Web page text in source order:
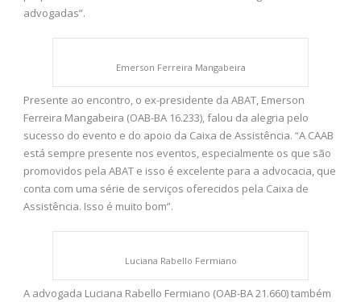
advogadas”.
Emerson Ferreira Mangabeira
Presente ao encontro, o ex-presidente da ABAT, Emerson
Ferreira Mangabeira (OAB-BA 16.233), falou da alegria pelo
sucesso do evento e do apoio da Caixa de Assistência. “A CAAB
está sempre presente nos eventos, especialmente os que são
promovidos pela ABAT e isso é excelente para a advocacia, que
conta com uma série de serviços oferecidos pela Caixa de
Assistência. Isso é muito bom”.
Luciana Rabello Fermiano
A advogada Luciana Rabello Fermiano (OAB-BA 21.660) também